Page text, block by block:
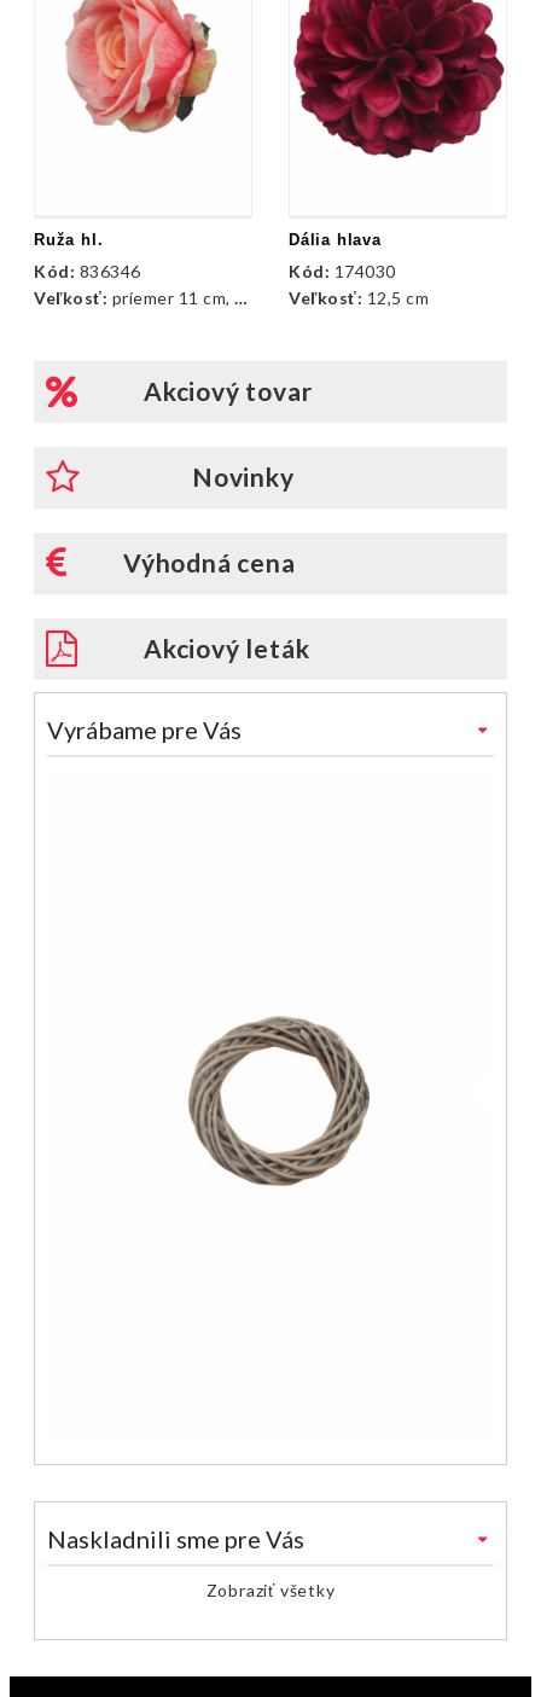
Ruža hl.
Kód: 836346
Veľkosť: priemer 11 cm, dĺžka 8 cm
Dália hlava
Kód: 174030
Veľkosť: 12,5 cm
Akciový tovar
Novinky
Výhodná cena
Akciový leták
Vyrábame pre Vás
Naskladnili sme pre Vás
Zobraziť všetky